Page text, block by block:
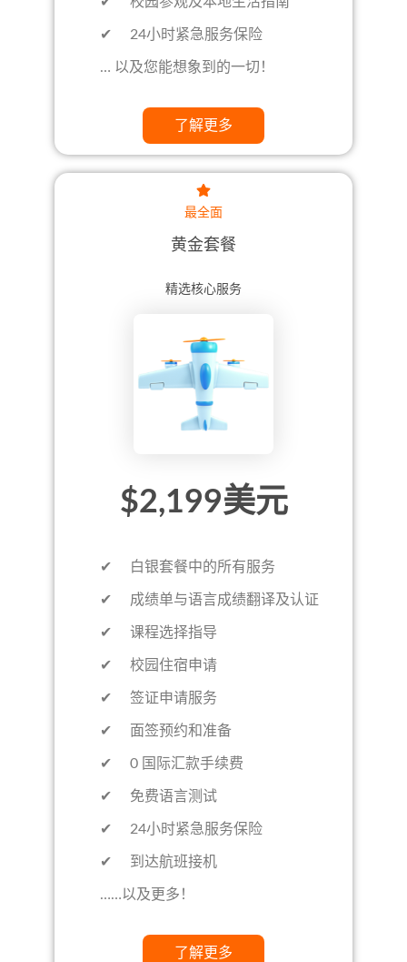
✔ 24小时紧急服务保险
… 以及您能想象到的一切！
了解更多
最全面
黄金套餐
精选核心服务
$2,199美元
✔ 白银套餐中的所有服务
✔ 成绩单与语言成绩翻译及认证
✔ 课程选择指导
✔ 校园住宿申请
✔ 签证申请服务
✔ 面签预约和准备
✔ 0 国际汇款手续费
✔ 免费语言测试
✔ 24小时紧急服务保险
✔ 到达航班接机
……以及更多！
了解更多